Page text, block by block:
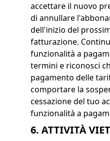
accettare il nuovo
di annullare
dell'inizio del
fatturazione.
funzionalità a
termini e riconosci
pagamento delle
comportare la
cessazione del tuo
funzionalità a
6. ATTIVITÀ